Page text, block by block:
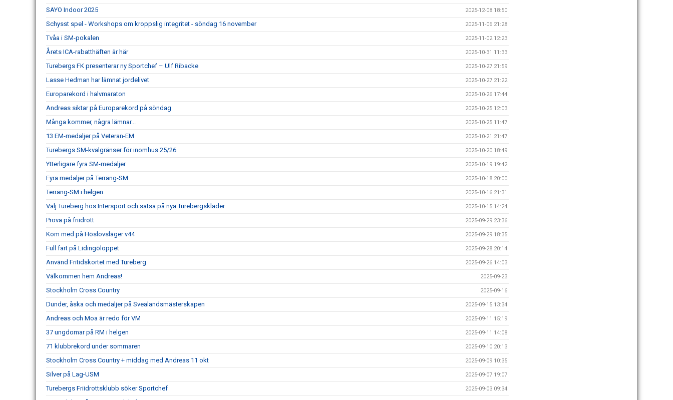
SAYO Indoor 2025 2025-12-08 18:50
Schysst spel - Workshops om kroppslig integritet - söndag 16 november 2025-11-06 21:28
Tvåa i SM-pokalen 2025-11-02 12:23
Årets ICA-rabatthäften är här 2025-10-31 11:33
Turebergs FK presenterar ny Sportchef – Ulf Ribacke 2025-10-27 21:59
Lasse Hedman har lämnat jordelivet 2025-10-27 21:22
Europarekord i halvmaraton 2025-10-26 17:44
Andreas siktar på Europarekord på söndag 2025-10-25 12:03
Många kommer, några lämnar... 2025-10-25 11:47
13 EM-medaljer på Veteran-EM 2025-10-21 21:47
Turebergs SM-kvalgränser för inomhus 25/26 2025-10-20 18:49
Ytterligare fyra SM-medaljer 2025-10-19 19:42
Fyra medaljer på Terräng-SM 2025-10-18 20:00
Terräng-SM i helgen 2025-10-16 21:31
Välj Tureberg hos Intersport och satsa på nya Turebergskläder 2025-10-15 14:24
Prova på friidrott 2025-09-29 23:36
Kom med på Höslovsläger v44 2025-09-29 18:35
Full fart på Lidingöloppet 2025-09-28 20:14
Använd Fritidskortet med Tureberg 2025-09-26 14:03
Välkommen hem Andreas! 2025-09-23
Stockholm Cross Country 2025-09-16
Dunder, åska och medaljer på Svealandsmästerskapen 2025-09-15 13:34
Andreas och Moa är redo för VM 2025-09-11 15:19
37 ungdomar på RM i helgen 2025-09-11 14:08
71 klubbrekord under sommaren 2025-09-10 20:13
Stockholm Cross Country + middag med Andreas 11 okt 2025-09-09 10:35
Silver på Lag-USM 2025-09-07 19:07
Turebergs Friidrottsklubb söker Sportchef 2025-09-03 09:34